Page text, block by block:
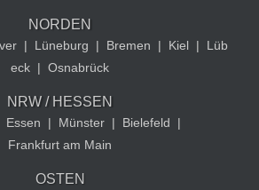
NORDEN
| Lüneburg | Bremen | Kiel |
Lüb
eck | Osnabrück
NRW / HESSEN
Essen | Münster | Bielefeld
|
Frankfurt am Main
OSTEN